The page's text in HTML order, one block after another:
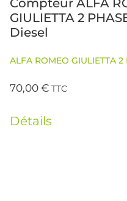
Compteur ALFA
GIULIETTA 2
Diesel
ALFA ROMEO GIULIETTA 2
70,00€ TTC
Détails